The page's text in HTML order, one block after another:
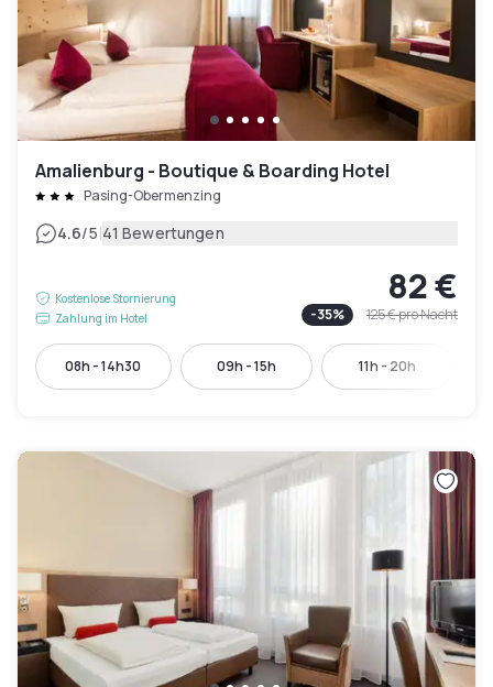
Amalienburg - Boutique & Boarding Hotel
Pasing-Obermenzing
4.6/5|41 Bewertungen
Kostenlose Stornierung
Zahlung im Hotel
82 €
-35% 125 €pro Nacht
08h - 14h30 09h - 15h 11h - 20h